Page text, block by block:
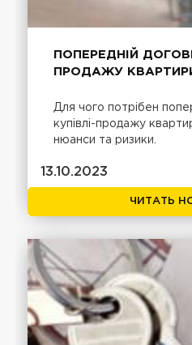
ПОПЕРЕДНІЙ
ПРОДАЖУ
Для чого потрібен
купівлі-продажу
нюанси та ризики.
13.10.2023
ЧИТАТЬ